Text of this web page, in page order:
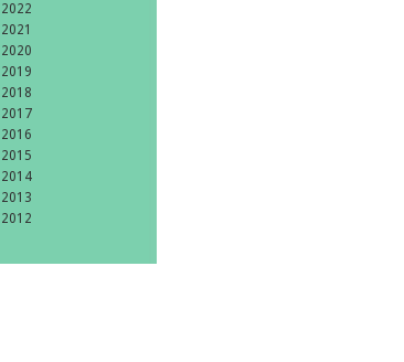
2022
2021
2020
2019
2018
2017
2016
2015
2014
2013
2012